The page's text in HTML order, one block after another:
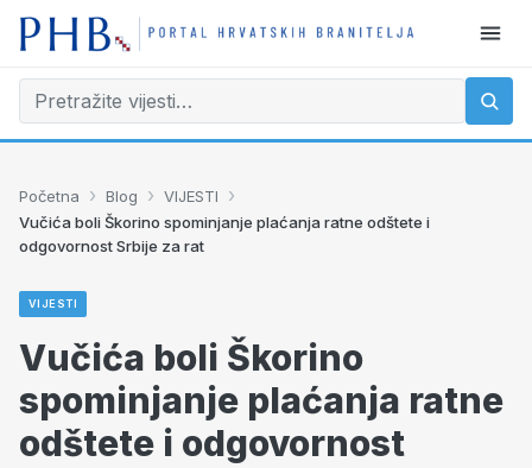
Početna › Blog › VIJESTI ›
Vučića boli Škorino spominjanje plaćanja ratne odštete i
odgovornost Srbije za rat
VIJESTI
Vučića boli Škorino
spominjanje plaćanja ratne
odštete i odgovornost